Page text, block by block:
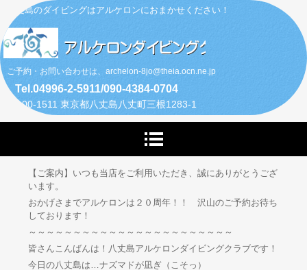
八丈島のダイビングはアルケロンにおまかせください！
ご予約・お問い合わせは、archelon-8jo@theia.ocn.ne.jp
Tel.04996-2-5911/090-4384-0704
〒100-1511 東京都八丈島八丈町三根1283-1
【ご案内】いつも当店をご利用いただき、誠にありがとうござ
います。
おかげさまでアルケロンは２０周年！！ 沢山のご予約お待ち
しております！
～～～～～～～～～～～～～～～～～～～～～～～
皆さんこんばんは！八丈島アルケロンダイビングクラブです！
今日の八丈島は…ナズマドが凪ぎ（こそっ）